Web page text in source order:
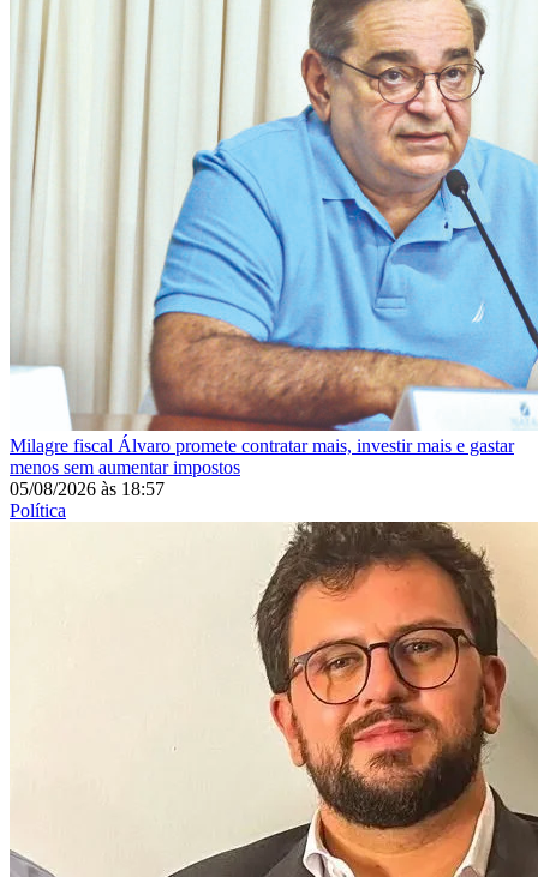
Milagre fiscal Álvaro promete contratar mais, investir mais e gastar
menos sem aumentar impostos
05/08/2026 às 18:57
Política